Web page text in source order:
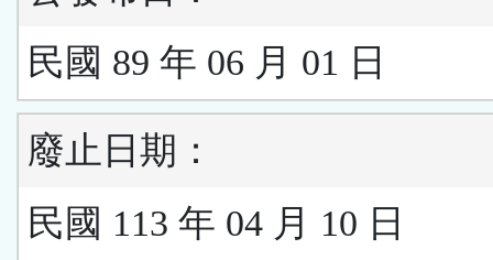
民國 89 年 06 月 01 日
廢止日期：
民國 113 年 04 月 10 日